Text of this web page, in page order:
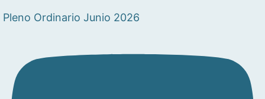
Pleno Ordinario Junio 2026